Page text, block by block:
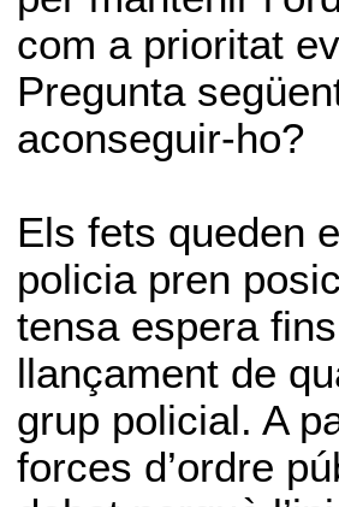
com a prioritat
Pregunta
aconseguir-ho?
Els fets queden
policia pren
tensa espera
llançament de
grup policial. A
forces d’ordre